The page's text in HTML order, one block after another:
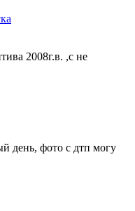
2008г.в. ,с не
день, фото с дтп могу